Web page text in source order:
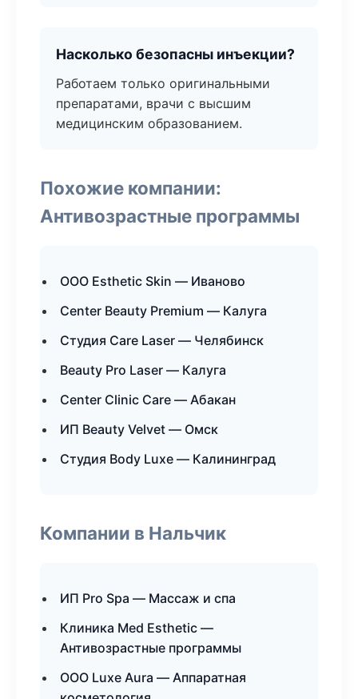
Насколько безопасны инъекции?
Работаем только оригинальными
препаратами, врачи с высшим
медицинским образованием.
Похожие компании:
Антивозрастные программы
ООО Esthetic Skin — Иваново
Center Beauty Premium — Калуга
Студия Care Laser — Челябинск
Beauty Pro Laser — Калуга
Center Clinic Care — Абакан
ИП Beauty Velvet — Омск
Студия Body Luxe — Калининград
Компании в Нальчик
ИП Pro Spa — Массаж и спа
Клиника Med Esthetic —
Антивозрастные программы
ООО Luxe Aura — Аппаратная